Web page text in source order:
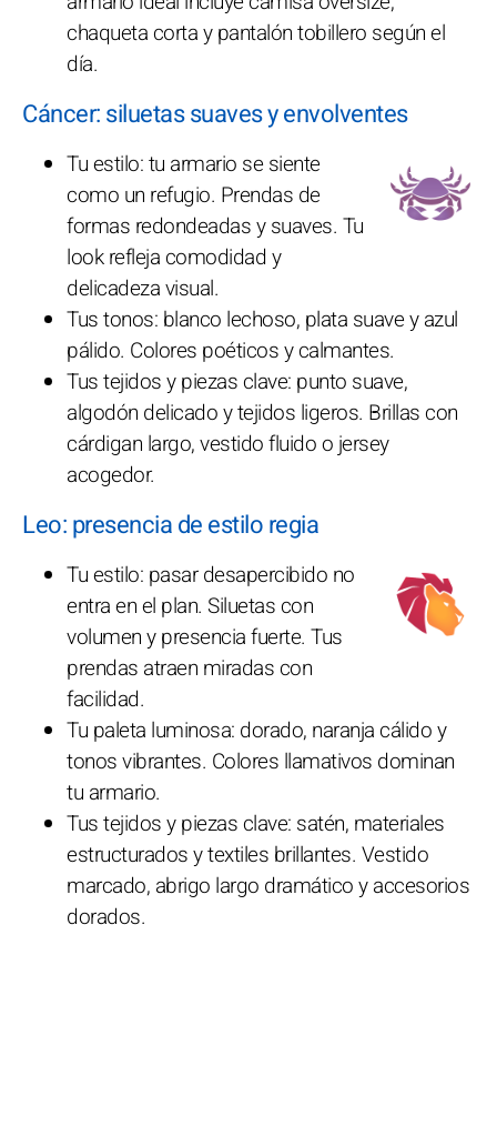
chaqueta corta y pantalón tobillero según el
día.
Cáncer: siluetas suaves y envolventes
Tu estilo: tu armario se siente
como un refugio. Prendas de
formas redondeadas y suaves. Tu
look refleja comodidad y
delicadeza visual.
Tus tonos: blanco lechoso, plata suave y azul
pálido. Colores poéticos y calmantes.
Tus tejidos y piezas clave: punto suave,
algodón delicado y tejidos ligeros. Brillas con
cárdigan largo, vestido fluido o jersey
acogedor.
Leo: presencia de estilo regia
Tu estilo: pasar desapercibido no
entra en el plan. Siluetas con
volumen y presencia fuerte. Tus
prendas atraen miradas con
facilidad.
Tu paleta luminosa: dorado, naranja cálido y
tonos vibrantes. Colores llamativos dominan
tu armario.
Tus tejidos y piezas clave: satén, materiales
estructurados y textiles brillantes. Vestido
marcado, abrigo largo dramático y accesorios
dorados.